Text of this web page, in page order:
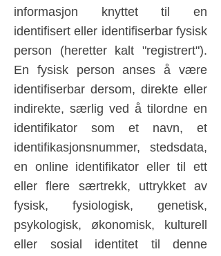
informasjon knyttet til en
identifisert eller identifiserbar fysisk
person (heretter kalt "registrert").
En fysisk person anses å være
identifiserbar dersom, direkte eller
indirekte, særlig ved å tilordne en
identifikator som et navn, et
identifikasjonsnummer, stedsdata,
en online identifikator eller til ett
eller flere særtrekk, uttrykket av
fysisk, fysiologisk, genetisk,
psykologisk, økonomisk, kulturell
eller sosial identitet til denne